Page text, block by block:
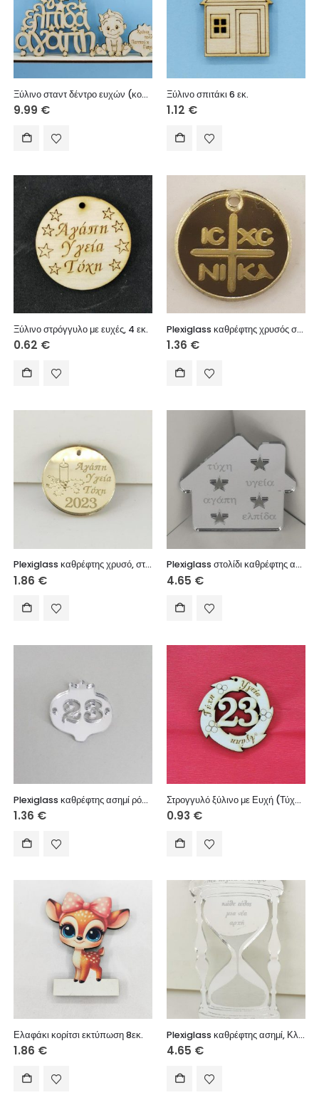
Ξύλινο σταντ δέντρο ευχών (κορίτσι) Χρόνια πολλά Παππού και Γιαγιά 25 εκ.
9.99 €
Ξύλινο σπιτάκι 6 εκ.
1.12 €
Ξύλινο στρόγγυλο με ευχές, 4 εκ.
0.62 €
Plexiglass καθρέφτης χρυσός στρογγυλό 3 εκ.
1.36 €
Plexiglass καθρέφτης χρυσό, στρόγγυλο με ευχές, 4 εκ.
1.86 €
Plexiglass στολίδι καθρέφτης ασημί 10 εκ.
4.65 €
Plexiglass καθρέφτης ασημί ρόδι 3 εκ.
1.36 €
Στρογγυλό ξύλινο με Ευχή (Τύχη, Υγεία, Αγάπη) 6 εκ.
0.93 €
Ελαφάκι κορίτσι εκτύπωση 8εκ.
1.86 €
Plexiglass καθρέφτης ασημί, Κλεψύδρα με ευχή, 10 εκ.
4.65 €